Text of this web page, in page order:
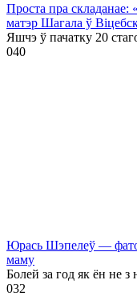
Проста пра складанае:
матэр Шагала ў
Яшчэ ў пачатку 20
040
Юрась Шэпелеў —
маму
Болей за год як ён не
032